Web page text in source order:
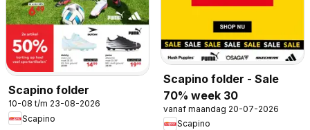
Scapino folder
10-08 t/m 23-08-2026
Scapino
Scapino folder - Sale
70% week 30
vanaf maandag 20-07-2026
Scapino